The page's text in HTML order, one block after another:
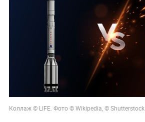
Коллаж © LIFE. Фото © Wikipedia, © Shutterstock